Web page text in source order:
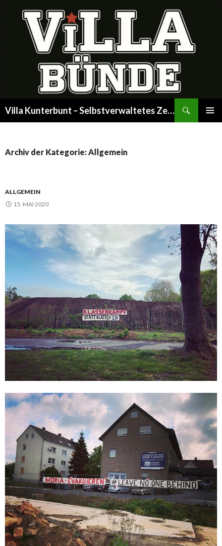
Villa Kunterbunt – Selbstverwaltetes Zentrum
Archiv der Kategorie: Allgemein
ALLGEMEIN
15. MAI 2020